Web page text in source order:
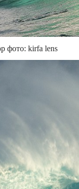
фото: kirfa lens